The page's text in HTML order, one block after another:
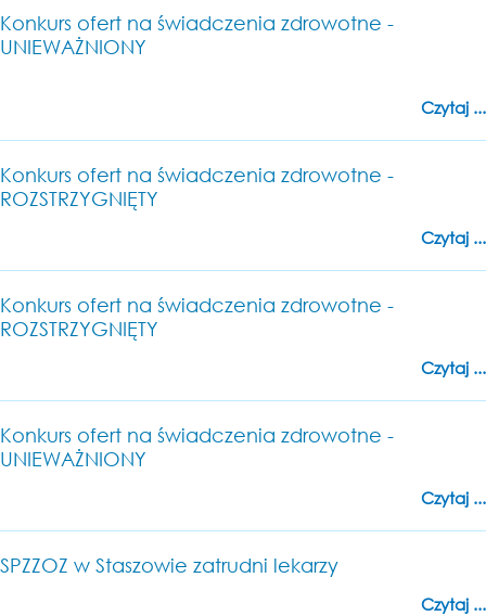
Konkurs ofert na świadczenia zdrowotne -
UNIEWAŻNIONY
Czytaj ...
Konkurs ofert na świadczenia zdrowotne -
ROZSTRZYGNIĘTY
Czytaj ...
Konkurs ofert na świadczenia zdrowotne -
ROZSTRZYGNIĘTY
Czytaj ...
Konkurs ofert na świadczenia zdrowotne -
UNIEWAŻNIONY
Czytaj ...
SPZZOZ w Staszowie zatrudni lekarzy
Czytaj ...